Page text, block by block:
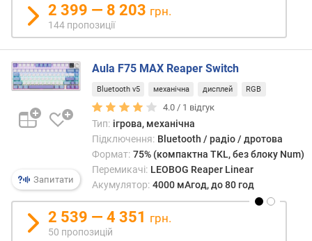
в
е
р
с
і
я
B
l
o
h
2 399 — 8 203 грн.
144 пропозиції
Запитати
Aula F75 MAX Reaper Switch
Bluetooth v5 механічна дисплей RGB
4.0 / 1 відгук
Тип: ігрова, механічна
Підключення: Bluetooth / радіо / дротова
Формат: 75% (компактна TKL, без блоку Num)
Перемикачі: LEOBOG Reaper Linear
Акумулятор: 4000 мАгод, до 80 год
2 539 — 4 351 грн.
50 пропозицій